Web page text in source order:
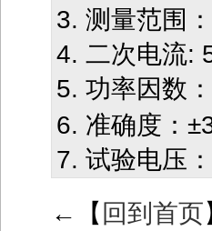
3. 测量范围
4. 二次电流:
5. 功率因数
6. 准确度：
7. 试验电压
←【 回到首页